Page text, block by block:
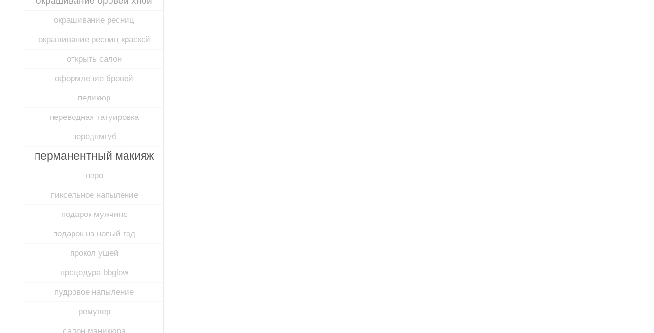
окрашивание ресниц
окрашивание ресниц краской
открыть салон
оформление бровей
педикюр
переводная татуировка
передпмгуб​
перманентный макияж
перо
пиксельное напыление
подарок мужчине
подарок на новый год
прокол ушей
процедура bbglow
пудровое напыление
ремувер
салон маникюра